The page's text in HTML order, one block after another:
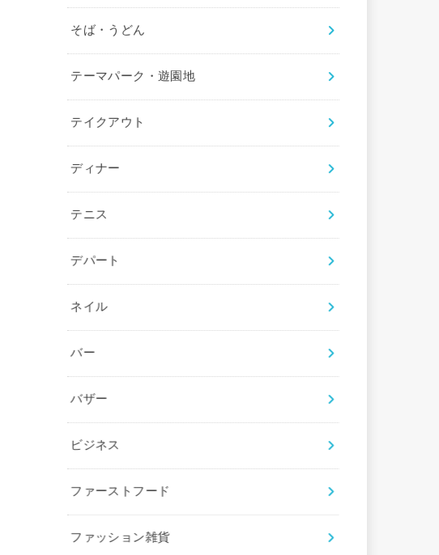
そば・うどん
テーマパーク・遊園地
テイクアウト
ディナー
テニス
デパート
ネイル
バー
バザー
ビジネス
ファーストフード
ファッション雑貨